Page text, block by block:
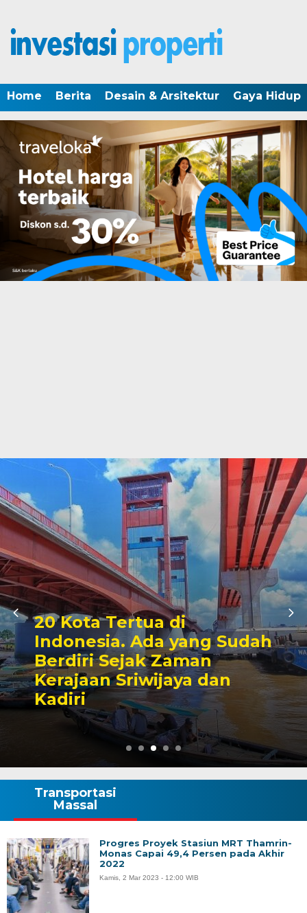
Home Berita Desain & Arsitektur Gaya Hidup
20 Kota Tertua di
Indonesia. Ada yang Sudah
Berdiri Sejak Zaman
Kerajaan Sriwijaya dan
Kadiri
Transportasi
Massal
Progres Proyek Stasiun MRT Thamrin-
Monas Capai 49,4 Persen pada Akhir
2022
Kamis, 2 Mar 2023 - 12:00 WIB